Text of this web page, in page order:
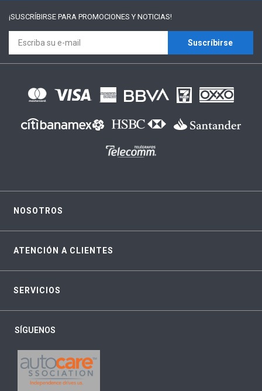
¡SUSCRÍBIRSE PARA PROMOCIONES Y NOTICIAS!
Suscríbirse
NOSOTROS
ATENCIÓN A CLIENTES
SERVICIOS
SÍGUENOS